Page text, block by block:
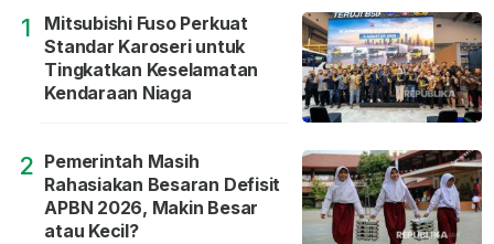
1
Mitsubishi Fuso Perkuat
Standar Karoseri untuk
Tingkatkan Keselamatan
Kendaraan Niaga
2 Pemerintah Masih
Rahasiakan Besaran Defisit
APBN 2026, Makin Besar
atau Kecil?